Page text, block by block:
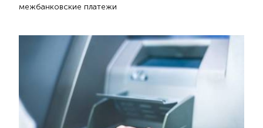
межбанковские платежи